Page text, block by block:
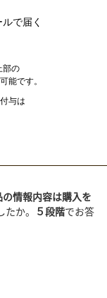
で届く
部の
能です。
与は